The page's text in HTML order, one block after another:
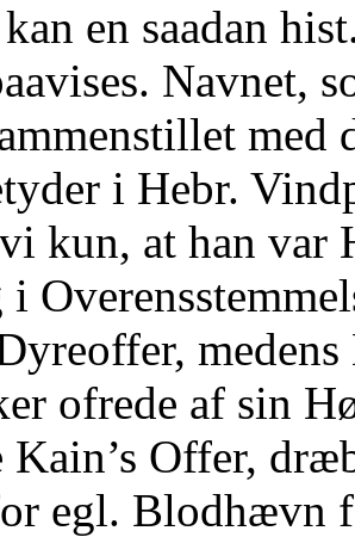
en saadan
Navnet,
med
i Hebr.
kun, at han var
i
ofrede af sin
Kain’s Offer,
egl. Blodhævn